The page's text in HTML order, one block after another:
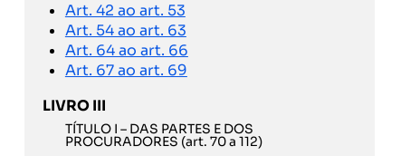
Art. 42 ao art. 53
Art. 54 ao art. 63
Art. 64 ao art. 66
Art. 67 ao art. 69
LIVRO III
TÍTULO I – DAS PARTES E DOS
PROCURADORES (art. 70 a 112)